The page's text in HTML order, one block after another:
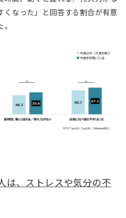
くなった」と回答する割合が有意
は、ストレスや気分の不